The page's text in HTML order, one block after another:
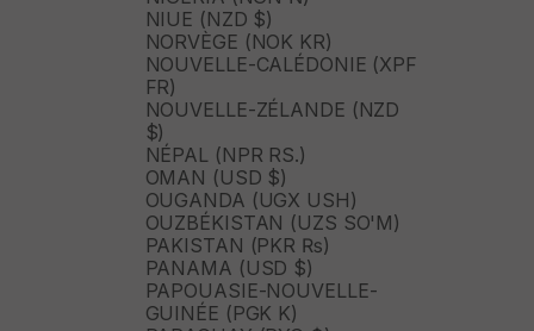
NIUE (NZD $)
NORVÈGE (NOK KR)
NOUVELLE-CALÉDONIE (XPF
FR)
NOUVELLE-ZÉLANDE (NZD
$)
NÉPAL (NPR RS.)
OMAN (USD $)
OUGANDA (UGX USH)
OUZBÉKISTAN (UZS SO'M)
PAKISTAN (PKR ₨)
PANAMA (USD $)
PAPOUASIE-NOUVELLE-
GUINÉE (PGK K)